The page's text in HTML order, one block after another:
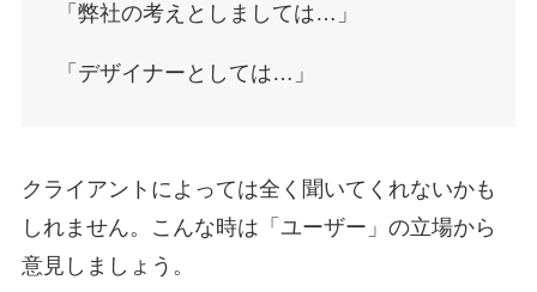
「弊社の考えとしましては…」
「デザイナーとしては…」
クライアントによっては全く聞いてくれないかも
しれません。こんな時は「ユーザー」の立場から
意見しましょう。